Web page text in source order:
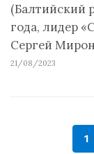
(Балтийский
года, лидер
Сергей
21/08/2023
1